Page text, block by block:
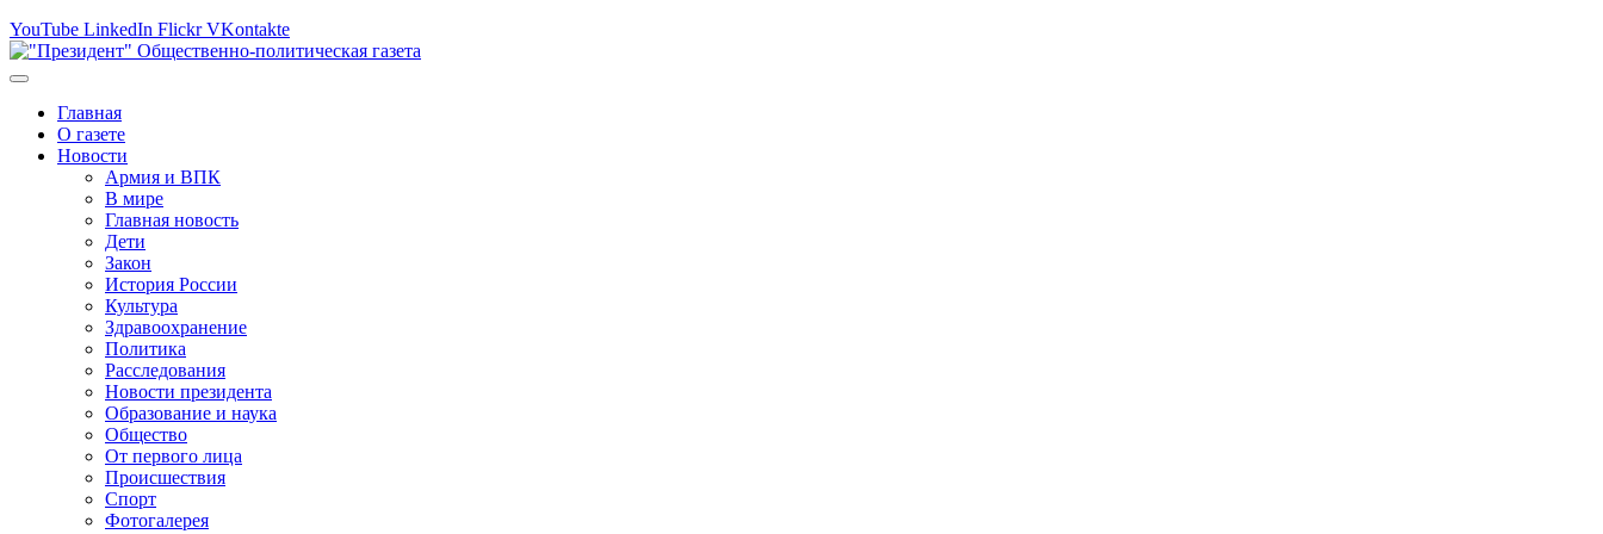
YouTube LinkedIn Flickr VKontakte
Главная
О газете
Новости
Армия и ВПК
В мире
Главная новость
Дети
Закон
История России
Культура
Здравоохранение
Политика
Расследования
Новости президента
Образование и наука
Общество
От первого лица
Происшествия
Спорт
Фотогалерея